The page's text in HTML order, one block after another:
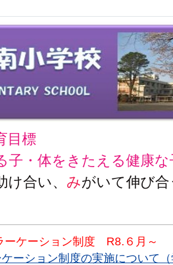
目標
子・体をきたえる健康な
け合い、 みがいて伸び合
ーケーション制度 R8.６月～
ーション制度の実施について